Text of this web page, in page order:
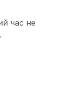
час не